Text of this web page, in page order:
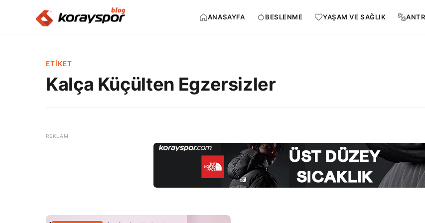
ANASAYFA BESLENME YAŞAM VE SAĞLIK
ETIKET
Kalça Küçülten Egzersizler